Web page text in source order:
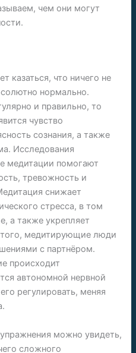
чем они могут
казаться, что ничего не
нормально.
и правильно, то
чувство
сознания, а также
Исследования
медитации помогают
тревожность и
снижает
стресса, в том
а также укрепляет
медитирующие люди
с партнёром.
происходит
автономной нервной
регулировать, меняя
можно увидеть,
сложного